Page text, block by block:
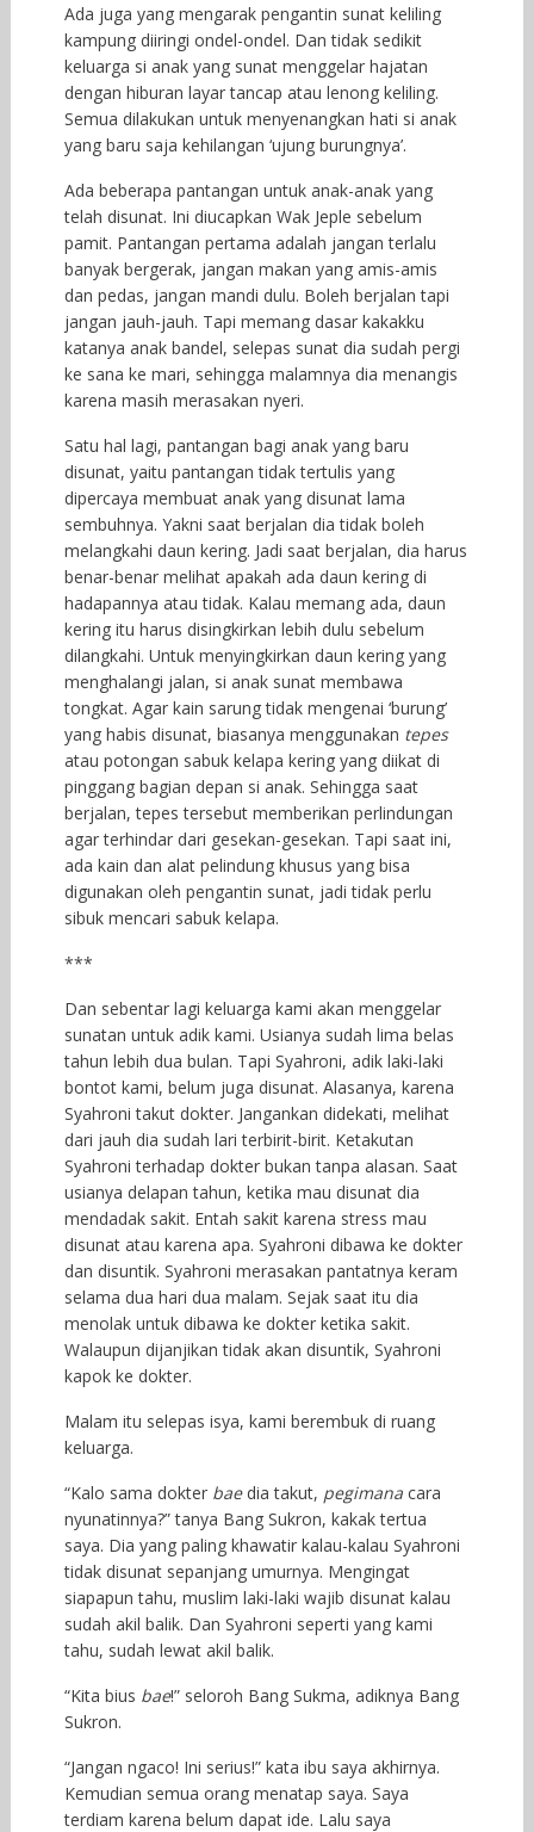
Ada juga yang mengarak pengantin sunat keliling
kampung diiringi ondel-ondel. Dan tidak sedikit
keluarga si anak yang sunat menggelar hajatan
dengan hiburan layar tancap atau lenong keliling.
Semua dilakukan untuk menyenangkan hati si anak
yang baru saja kehilangan ‘ujung burungnya’.
Ada beberapa pantangan untuk anak-anak yang
telah disunat. Ini diucapkan Wak Jeple sebelum
pamit. Pantangan pertama adalah jangan terlalu
banyak bergerak, jangan makan yang amis-amis
dan pedas, jangan mandi dulu. Boleh berjalan tapi
jangan jauh-jauh. Tapi memang dasar kakakku
katanya anak bandel, selepas sunat dia sudah pergi
ke sana ke mari, sehingga malamnya dia menangis
karena masih merasakan nyeri.
Satu hal lagi, pantangan bagi anak yang baru
disunat, yaitu pantangan tidak tertulis yang
dipercaya membuat anak yang disunat lama
sembuhnya. Yakni saat berjalan dia tidak boleh
melangkahi daun kering. Jadi saat berjalan, dia harus
benar-benar melihat apakah ada daun kering di
hadapannya atau tidak. Kalau memang ada, daun
kering itu harus disingkirkan lebih dulu sebelum
dilangkahi. Untuk menyingkirkan daun kering yang
menghalangi jalan, si anak sunat membawa
tongkat. Agar kain sarung tidak mengenai ‘burung’
yang habis disunat, biasanya menggunakan tepes
atau potongan sabuk kelapa kering yang diikat di
pinggang bagian depan si anak. Sehingga saat
berjalan, tepes tersebut memberikan perlindungan
agar terhindar dari gesekan-gesekan. Tapi saat ini,
ada kain dan alat pelindung khusus yang bisa
digunakan oleh pengantin sunat, jadi tidak perlu
sibuk mencari sabuk kelapa.
***
Dan sebentar lagi keluarga kami akan menggelar
sunatan untuk adik kami. Usianya sudah lima belas
tahun lebih dua bulan. Tapi Syahroni, adik laki-laki
bontot kami, belum juga disunat. Alasanya, karena
Syahroni takut dokter. Jangankan didekati, melihat
dari jauh dia sudah lari terbirit-birit. Ketakutan
Syahroni terhadap dokter bukan tanpa alasan. Saat
usianya delapan tahun, ketika mau disunat dia
mendadak sakit. Entah sakit karena stress mau
disunat atau karena apa. Syahroni dibawa ke dokter
dan disuntik. Syahroni merasakan pantatnya keram
selama dua hari dua malam. Sejak saat itu dia
menolak untuk dibawa ke dokter ketika sakit.
Walaupun dijanjikan tidak akan disuntik, Syahroni
kapok ke dokter.
Malam itu selepas isya, kami berembuk di ruang
keluarga.
“Kalo sama dokter baedia takut, pegimanacara
nyunatinnya?” tanya Bang Sukron, kakak tertua
saya. Dia yang paling khawatir kalau-kalau Syahroni
tidak disunat sepanjang umurnya. Mengingat
siapapun tahu, muslim laki-laki wajib disunat kalau
sudah akil balik. Dan Syahroni seperti yang kami
tahu, sudah lewat akil balik.
“Kita bius bae!” seloroh Bang Sukma, adiknya Bang
Sukron.
“Jangan ngaco! Ini serius!” kata ibu saya akhirnya.
Kemudian semua orang menatap saya. Saya
terdiam karena belum dapat ide. Lalu saya